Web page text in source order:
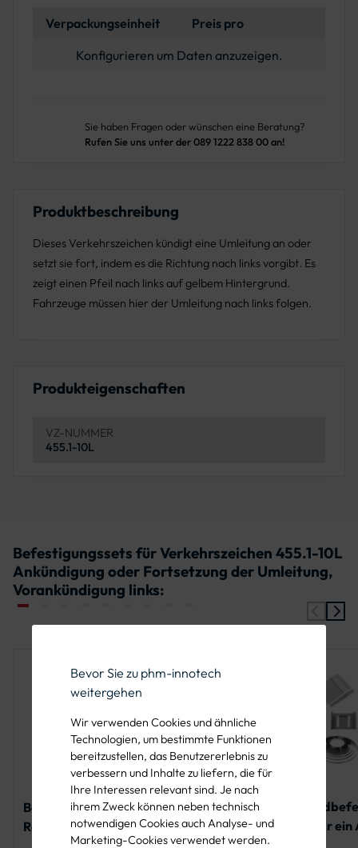
Bevor Sie zu phm-innotech
weitergehen
Wir verwenden Cookies und ähnliche
Technologien, um bestimmte Funktionen
bereitzustellen, das Benutzererlebnis zu
verbessern und Inhalte zu liefern, die für
Ihre Interessen relevant sind. Je nach
ihrem Zweck können neben technisch
notwendigen Cookies auch Analyse- und
Marketing-Cookies verwendet werden.
Verpackungseinheit
Preis pro
Konfigurieren um Daten anzuzeigen.
Sie haben Fragen oder wünschen eine Beratung?
Rufen Sie uns unter der 089 1222 838 00 an!
Produktbeschreibung
Dieses Verkehrszeichen kündigt eine Umleitung an oder
setzt sie fort, indem es die Richtung nach links vorgibt. Es
zeigt einen Pfeil nach links auf gelbem Hintergrund.
Fahrzeuge müssen hier der Umleitung nach links folgen.
Produkteigenschaften
VZ-NUMMER
455.1-10L
Befestigungssets für Verkehrszeichen 455.1-10L
Ankündigung oder Fortsetzung der Umleitung,
Vorankündigung links:
Befestigungsset
Rohrschelle für ein
Befestigungsset für
ein Alform-Schild
et für